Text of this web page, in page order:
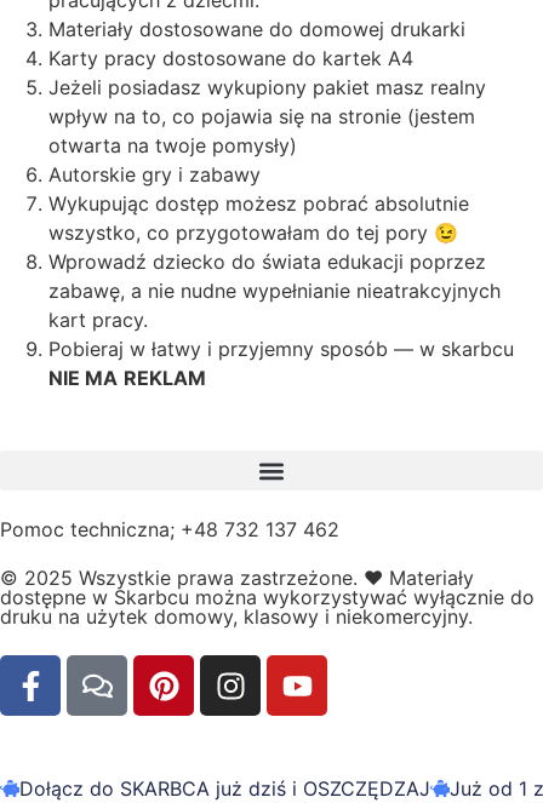
Materiały dostosowane do domowej drukarki
Karty pracy dostosowane do kartek A4
Jeżeli posiadasz wykupiony pakiet masz realny
wpływ na to, co pojawia się na stronie (jestem
otwarta na twoje pomysły)
Autorskie gry i zabawy
Wykupując dostęp możesz pobrać absolutnie
wszystko, co przygotowałam do tej pory 😉
Wprowadź dziecko do świata edukacji poprzez
zabawę, a nie nudne wypełnianie nieatrakcyjnych
kart pracy.
Pobieraj w łatwy i przyjemny sposób — w skarbcu
NIE MA REKLAM
Pomoc techniczna; +48 732 137 462
© 2025 Wszystkie prawa zastrzeżone. ❤️ Materiały
dostępne w Skarbcu można wykorzystywać wyłącznie do
druku na użytek domowy, klasowy i niekomercyjny.
Dołącz do SKARBCA już dziś i OSZCZĘDZAJ Już od 1